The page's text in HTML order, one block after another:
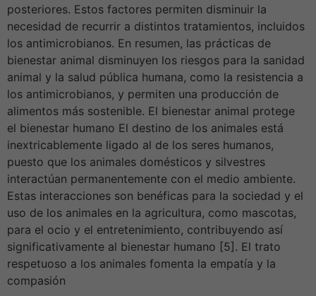
posteriores. Estos factores permiten disminuir la
necesidad de recurrir a distintos tratamientos, incluidos
los antimicrobianos. En resumen, las prácticas de
bienestar animal disminuyen los riesgos para la sanidad
animal y la salud pública humana, como la resistencia a
los antimicrobianos, y permiten una producción de
alimentos más sostenible. El bienestar animal protege
el bienestar humano El destino de los animales está
inextricablemente ligado al de los seres humanos,
puesto que los animales domésticos y silvestres
interactúan permanentemente con el medio ambiente.
Estas interacciones son benéficas para la sociedad y el
uso de los animales en la agricultura, como mascotas,
para el ocio y el entretenimiento, contribuyendo así
significativamente al bienestar humano [5]. El trato
respetuoso a los animales fomenta la empatía y la
compasión